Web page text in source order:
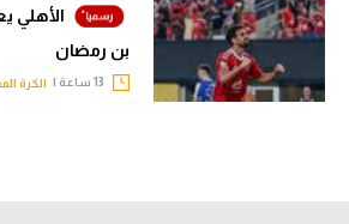
الأهلي
بن رمضان
الكرة